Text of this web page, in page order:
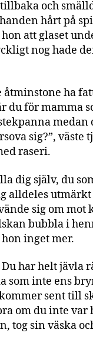
och
hårt på
att glaset
nog hade
åtminstone ha
du för mamma
medan
sig?”, väste
raseri.
dig själv, du
alldeles utmärkt
sig om mot
bubbla i
inget mer.
Du har helt jävla
som inte ens
sent till
om du inte var
tog sin väska